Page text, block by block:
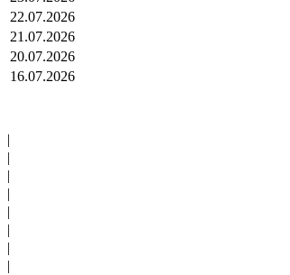
22.07.2026
21.07.2026
20.07.2026
16.07.2026
|
|
|
|
|
|
|
|